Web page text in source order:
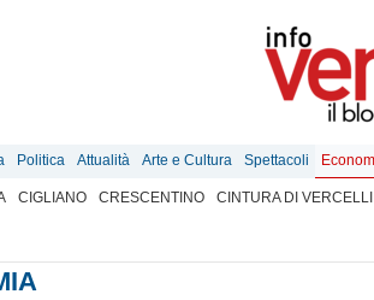
Politica Attualità Arte e Cultura Spettacoli
CIGLIANO CRESCENTINO
CINTURA DI VERCELLI